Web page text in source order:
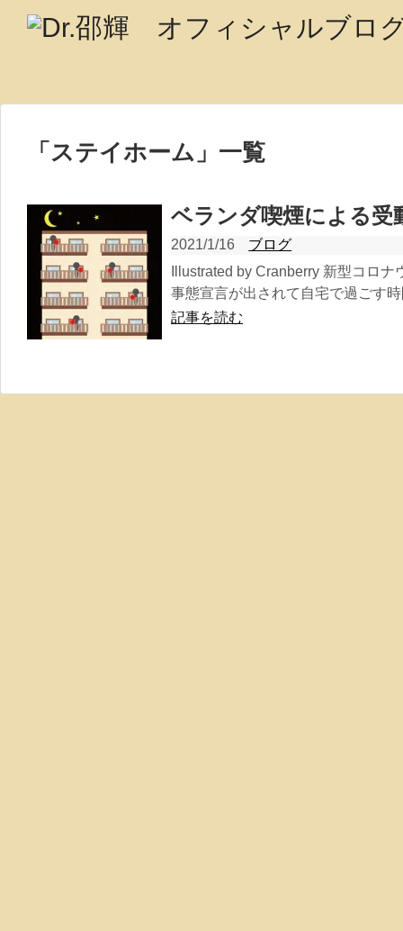
「 ステイホーム 」 一覧
ベランダ喫煙による受
2021/1/16
ブログ
Illustrated by Cranberry 新型コロ
事態宣言が出されて自宅で過ごす
記事を読む